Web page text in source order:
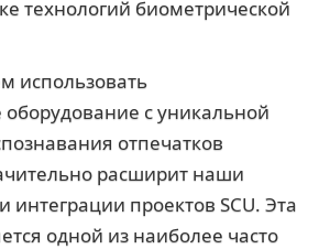
технологий биометрической
использовать
с уникальной
отпечатков
расширит наши
интеграции проектов SCU. Эта
одной из наиболее часто